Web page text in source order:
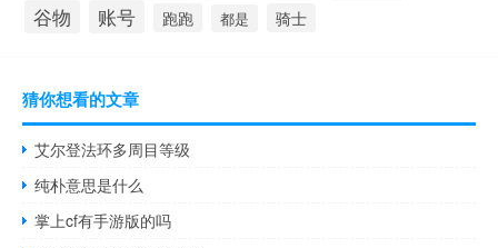
谷物 账号 跑跑 都是 骑士
猜你想看的文章
艾尔登法环多周目等级
纯朴意思是什么
掌上cf有手游版的吗